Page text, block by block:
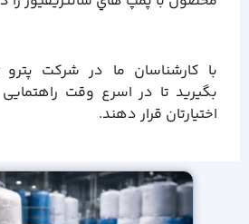
با کارشناسان ما در شرکت
بگیرید تا در اسرع وقت
اختیارتان قرار دهند.